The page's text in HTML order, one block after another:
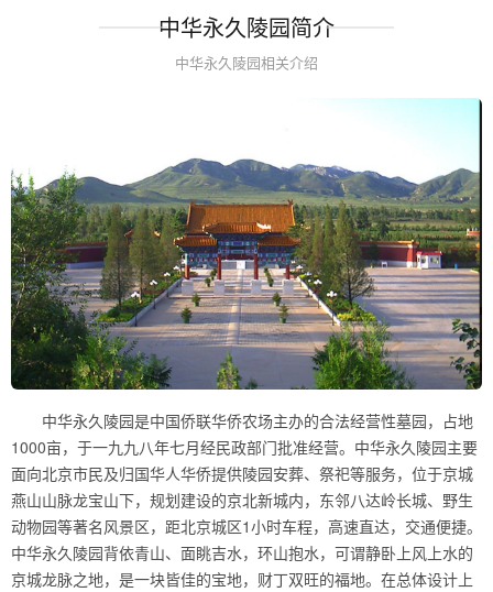
中华永久陵园简介
中华永久陵园相关介绍
中华永久陵园是中国侨联华侨农场主办的合法经营性墓园，占地
1000亩，于一九九八年七月经民政部门批准经营。中华永久陵园主要
面向北京市民及归国华人华侨提供陵园安葬、祭祀等服务，位于京城
燕山山脉龙宝山下，规划建设的京北新城内，东邻八达岭长城、野生
动物园等著名风景区，距北京城区1小时车程，高速直达，交通便捷。
中华永久陵园背依青山、面眺吉水，环山抱水，可谓静卧上风上水的
京城龙脉之地，是一块皆佳的宝地，财丁双旺的福地。在总体设计上